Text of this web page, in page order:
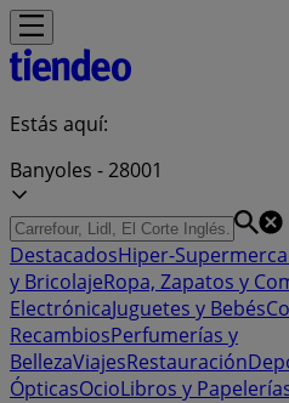
Estás aquí:
Banyoles - 28001
DestacadosHiper-
y BricolajeRopa, Zapatos y
ElectrónicaJuguetes y Bebés
RecambiosPerfumerías y
BellezaViajesRestauración
ÓpticasOcioLibros y